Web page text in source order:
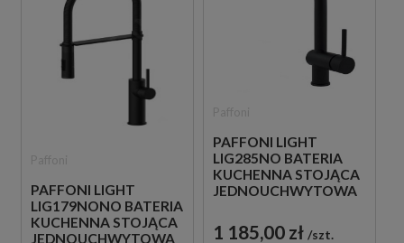
PAFFONI LIGHT
LIG179NONO BATERIA
KUCHENNA STOJĄCA
JEDNOUCHWYTOWA
PAFFONI LIGHT
LIG285NO BATERIA
KUCHENNA STOJĄCA
JEDNOUCHWYTOWA
1 185,00 zł szt.